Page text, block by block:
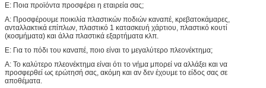
Ε: Ποια προϊόντα προσφέρει η εταιρεία σας;
Α: Προσφέρουμε ποικιλία πλαστικών ποδιών καναπέ, κρεβατοκάμαρες,
ανταλλακτικά επίπλων, πλαστικό 1 κατασκευή χάρτιου, πλαστικό κουτί
(κοσμήματα) και άλλα πλαστικά εξαρτήματα κλπ.
Ε: Για το πόδι του καναπέ, ποιο είναι το μεγαλύτερο πλεονέκτημα;
Α: Το καλύτερο πλεονέκτημα είναι ότι το νήμα μπορεί να αλλάξει και να
προσφερθεί ως ερώτησή σας, ακόμη και αν δεν έχουμε το είδος σας σε
αποθέματα.